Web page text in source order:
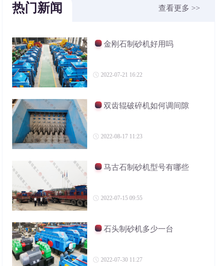
热门新闻 查看更多 >>
金刚石制砂机好用吗
2022-07-21 16:22
双齿辊破碎机如何调间隙
2022-08-17 11:23
马古石制砂机型号有哪些
2022-07-15 09:55
石头制砂机多少一台
2022-07-30 11:27